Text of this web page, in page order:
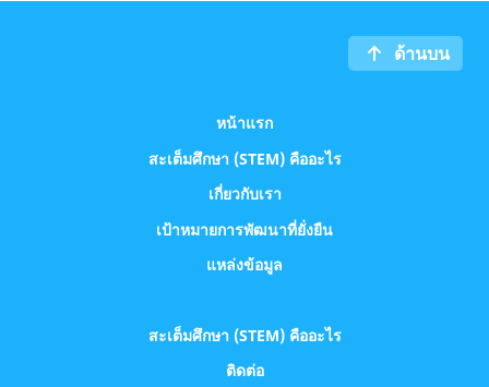
ด้านบน
หน้าแรก
สะเต็มศึกษา (STEM) คืออะไร
เกี่ยวกับเรา
เป้าหมายการพัฒนาที่ยั่งยืน
แหล่งข้อมูล
สะเต็มศึกษา (STEM) คืออะไร
ติดต่อ